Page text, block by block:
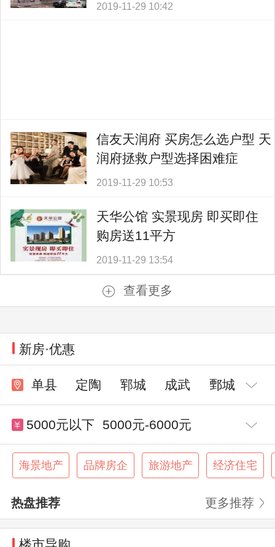
2019-11-29 10:42
信友天润府 买房怎么选户型 天
润府拯救户型选择困难症
2019-11-29 10:53
天华公馆 实景现房 即买即住
购房送11平方
2019-11-29 13:54
查看更多
新房·优惠
单县 定陶 郓城 成武 鄄城
5000元以下 5000元-6000元
6000元-7000元 7000元-8000元
海景地产 品牌房企 旅游地产 经济住宅
热盘推荐 更多推荐